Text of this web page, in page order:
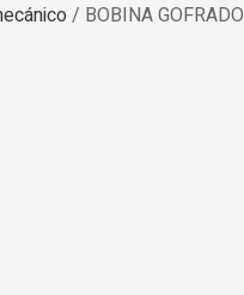
/ BOBINA GOFRADO